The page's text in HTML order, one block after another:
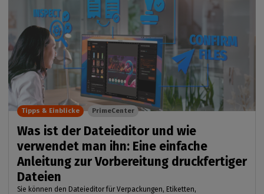
Was ist der Dateieditor und wie
verwendet man ihn: Eine einfache
Anleitung zur Vorbereitung druckfertiger
Dateien
Sie können den Dateieditor für Verpackungen, Etiketten,
Tipps & Einblicke PrimeCenter